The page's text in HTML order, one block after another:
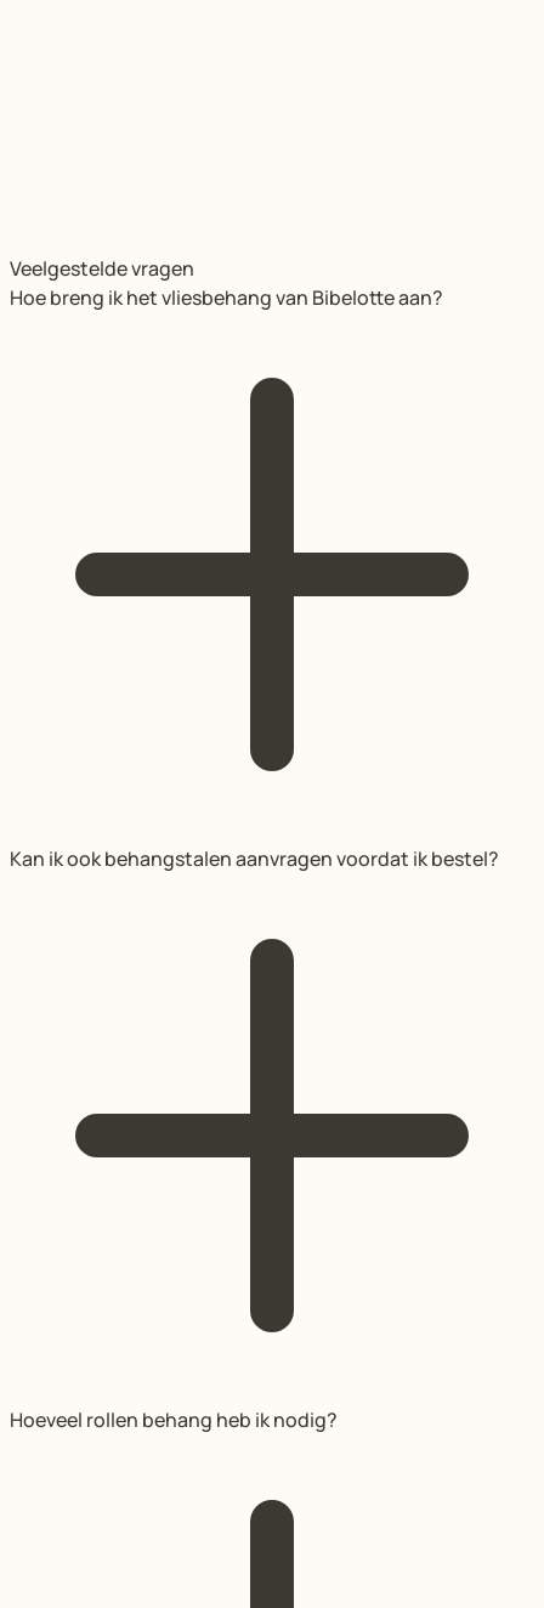
Veelgestelde vragen
Hoe breng ik het vliesbehang van Bibelotte aan?
Kan ik ook behangstalen aanvragen voordat ik bestel?
Hoeveel rollen behang heb ik nodig?